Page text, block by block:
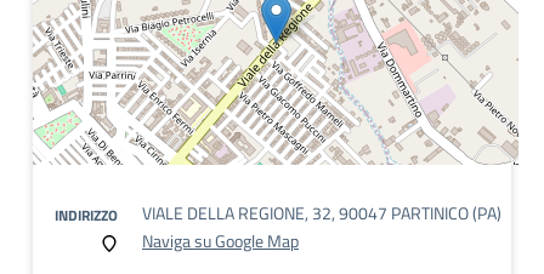
INDIRIZZO
VIALE DELLA REGIONE, 32, 90047 PARTINICO (PA)
Naviga su Google Map